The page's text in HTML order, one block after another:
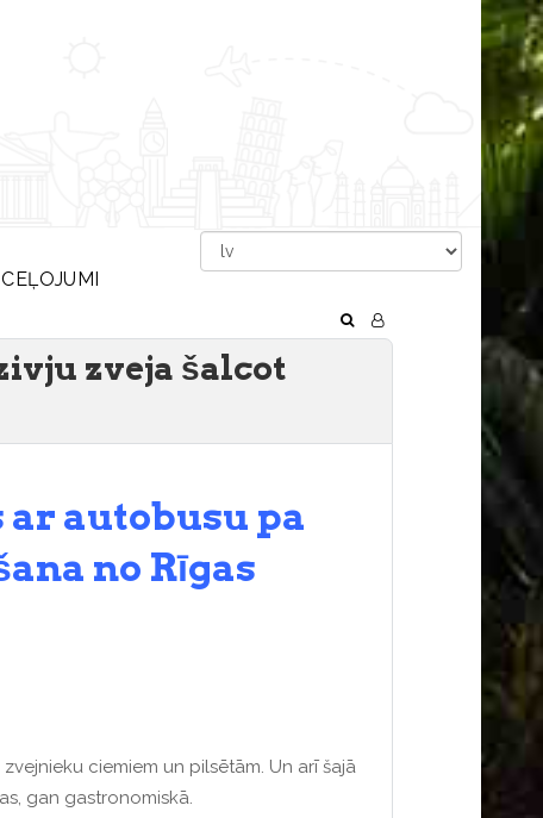
zveja šalcot
autobusu pa
no Rīgas
ciemiem un pilsētām. Un arī šajā
gan gastronomiskā.